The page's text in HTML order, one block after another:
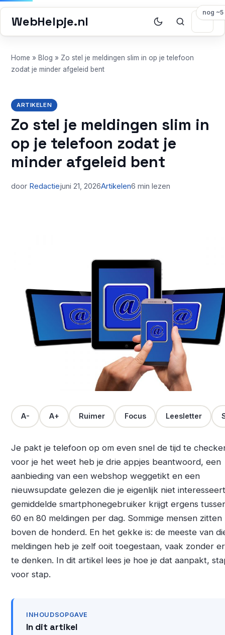
WebHelpje.nl
Home » Blog » Zo stel je meldingen slim in op je telefoon
zodat je minder afgeleid bent
ARTIKELEN
Zo stel je meldingen slim in
op je telefoon zodat je
minder afgeleid bent
door Redactiejuni 21, 2026Artikelen6 min lezen
A- A+ Ruimer Focus Leesletter
Je pakt je telefoon op om even snel de tijd te
voor je het weet heb je drie appjes beantwoord, een
aanbieding van een webshop weggetikt en een
nieuwsupdate gelezen die je eigenlijk niet
gemiddelde smartphonegebruiker krijgt ergens
60 en 80 meldingen per dag. Sommige mensen zitten
boven de honderd. En het gekke is: de meeste van
meldingen heb je zelf ooit toegestaan, vaak zonder
te denken. In dit artikel lees je hoe je dat aanpakt,
voor stap.
INHOUDSOPGAVE
In dit artikel
nog ~5